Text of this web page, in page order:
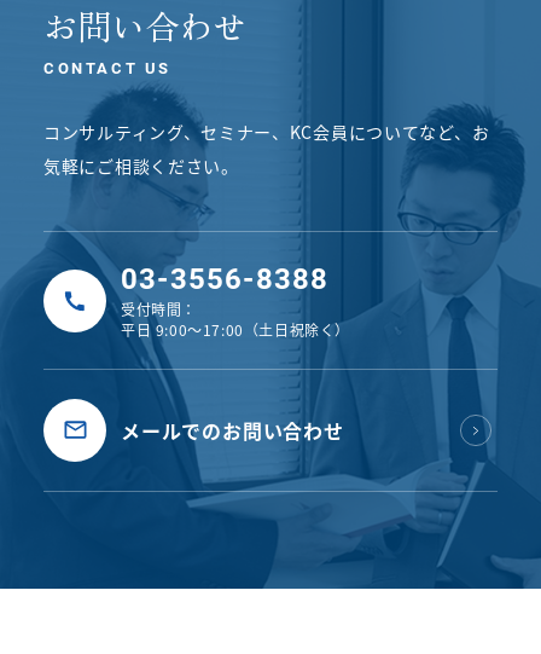
お問い合わせ
CONTACT US
コンサルティング、セミナー、KC会員についてなど、 お
気軽にご相談ください。
03-3556-8388
受付時間：
平日 9:00〜17:00（土日祝除く）
メールでのお問い合わせ